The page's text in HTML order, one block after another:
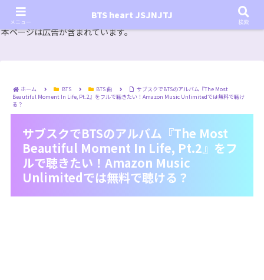
『In the SOOP BTS ver.』シーズン2放送決定！いつから始まる？インザスープの放送開始日・視聴
方法は？【In the SOOP BTS ver. Season 2】
本ページは広告が含まれています。
ホーム BTS BTS 曲
サブスクでBTSのアルバム『The Most
Beautiful Moment In Life, Pt.2』をフルで聴きたい！Amazon Music Unlimitedでは無料で聴け
る？
サブスクでBTSのアルバム『The Most
Beautiful Moment In Life, Pt.2』をフ
ルで聴きたい！Amazon Music
Unlimitedでは無料で聴ける？
メニュー
BTS heart JSJNJTJ
検索